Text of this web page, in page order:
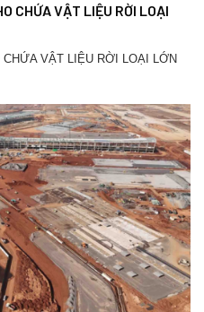
CHỨA VẬT LIỆU RỜI LOẠI
VẬT LIỆU RỜI LOẠI LỚN